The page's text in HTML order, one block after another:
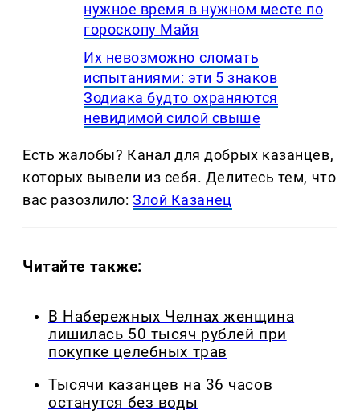
нужное время в нужном месте по
гороскопу Майя
Их невозможно сломать
испытаниями: эти 5 знаков
Зодиака будто охраняются
невидимой силой свыше
Есть жалобы? Канал для добрых казанцев,
которых вывели из себя. Делитеcь тем, что
вас разозлило:Злой Казанец
Читайте также:
В Набережных Челнах женщина
лишилась 50 тысяч рублей при
покупке целебных трав
Тысячи казанцев на 36 часов
останутся без воды